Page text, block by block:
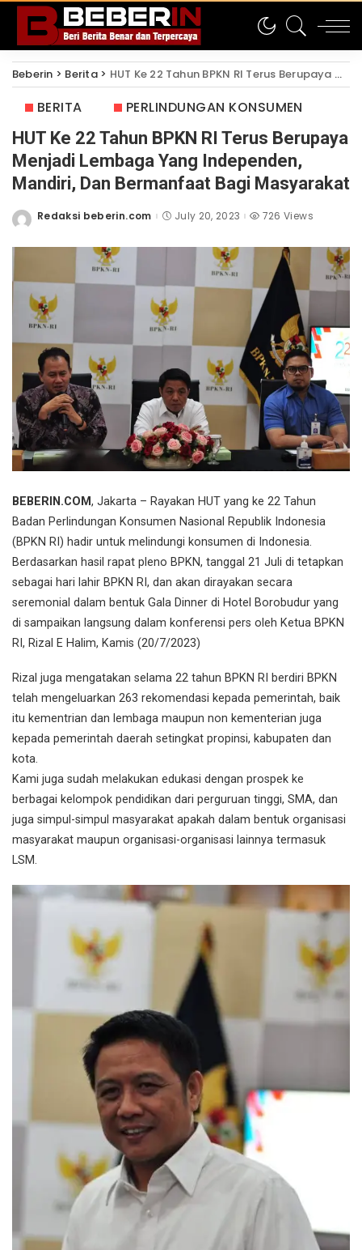
Beberin > Berita> HUT Ke 22 Tahun BPKN RI Terus Berupaya Menjadi Lembaga Yang Independen, Mandiri, Dan Bermanfaat Bagi Masyarakat
BERITA PERLINDUNGAN KONSUMEN
HUT Ke 22 Tahun BPKN RI Terus Berupaya
Menjadi Lembaga Yang Independen,
Mandiri, Dan Bermanfaat Bagi Masyarakat
Posted
Redaksi beberin.com July 20, 2023 726 Views
BEBERIN.COM, Jakarta – Rayakan HUT yang ke 22 Tahun
Badan Perlindungan Konsumen Nasional Republik Indonesia
(BPKN RI) hadir untuk melindungi konsumen di Indonesia.
Berdasarkan hasil rapat pleno BPKN, tanggal 21 Juli di tetapkan
sebagai hari lahir BPKN RI, dan akan dirayakan secara
seremonial dalam bentuk Gala Dinner di Hotel Borobudur yang
di sampaikan langsung dalam konferensi pers oleh Ketua BPKN
RI, Rizal E Halim, Kamis (20/7/2023)
Rizal juga mengatakan selama 22 tahun BPKN RI berdiri BPKN
telah mengeluarkan 263 rekomendasi kepada pemerintah, baik
itu kementrian dan lembaga maupun non kementerian juga
kepada pemerintah daerah setingkat propinsi, kabupaten dan
kota.
Kami juga sudah melakukan edukasi dengan prospek ke
berbagai kelompok pendidikan dari perguruan tinggi, SMA, dan
juga simpul-simpul masyarakat apakah dalam bentuk organisasi
masyarakat maupun organisasi-organisasi lainnya termasuk
LSM.